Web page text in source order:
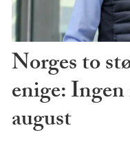
Norges to
enige:
august